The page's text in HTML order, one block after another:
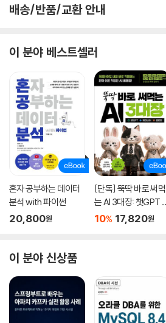
배송/반품/교환 안내
이 분야 베스트셀러
혼자 공부하는 데이터
분석 with 파이썬
20,800원
[단독] 뚝딱 바로 써먹
는 AI 3대장: 챗GPT ·
제미나이 · 클로드
10% 17,820원
이 분야 신상품